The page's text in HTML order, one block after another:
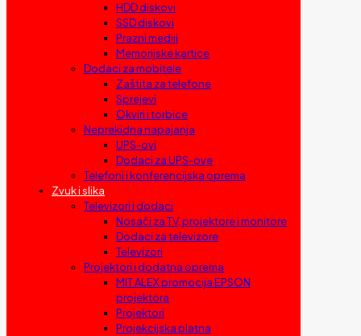
HDD diskovi
SSD diskovi
Prazni mediji
Memorijske kartice
Dodaci za mobitele
Zaštita za telefone
Sprejevi
Okviri i torbice
Neprekidna napajanja
UPS-ovi
Dodaci za UPS-ove
Telefoni i konferencijska oprema
Zvuk i slika
Televizori i dodaci
Nosači za TV, projektore i monitore
Dodaci za televizore
Televizori
Projektori i dodatna oprema
MIT ALEX promocija EPSON
projektora
Projektori
Projekcijska platna